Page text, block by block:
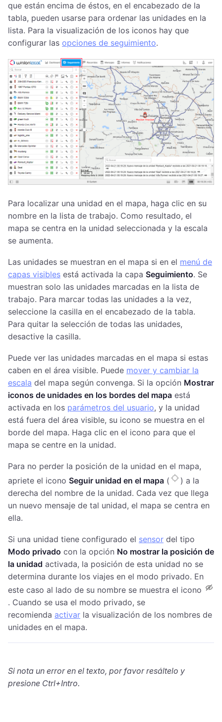
que están encima de éstos, en el encabezado de la
tabla, pueden usarse para ordenar las unidades en la
lista. Para la visualización de los iconos hay que
configurar las opciones de seguimiento.
Para localizar una unidad en el mapa, haga clic en su
nombre en la lista de trabajo. Como resultado, el
mapa se centra en la unidad seleccionada y la escala
se aumenta.
Las unidades se muestran en el mapa si en el menú de
capas visibles está activada la capa Seguimiento. Se
muestran solo las unidades marcadas en la lista de
trabajo. Para marcar todas las unidades a la vez,
seleccione la casilla en el encabezado de la tabla.
Para quitar la selección de todas las unidades,
desactive la casilla.
Puede ver las unidades marcadas en el mapa si estas
caben en el área visible. Puede mover y cambiar la
escala del mapa según convenga. Si la opción Mostrar
iconos de unidades en los bordes del mapa está
activada en los parámetros del usuario, y la unidad
está fuera del área visible, su icono se muestra en el
borde del mapa. Haga clic en el icono para que el
mapa se centre en la unidad.
Para no perder la posición de la unidad en el mapa,
apriete el icono Seguir unidad en el mapa (
) a la
derecha del nombre de la unidad. Cada vez que llega
un nuevo mensaje de tal unidad, el mapa se centra en
ella.
Si una unidad tiene configurado el sensor del tipo
Modo privado con la opción No mostrar la posición de
la unidad activada, la posición de esta unidad no se
determina durante los viajes en el modo privado. En
este caso al lado de su nombre se muestra el icono
. Cuando se usa el modo privado, se
recomienda activar la visualización de los nombres de
unidades en el mapa.
Si nota un error en el texto, por favor resáltelo y
presione Ctrl+Intro.